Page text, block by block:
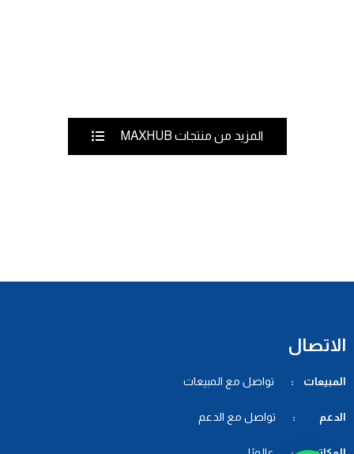
المزيد من منتجات MAXHUB
الاتصال
المبيعات : تواصل مع المبيعات
الدعم : تواصل مع الدعم